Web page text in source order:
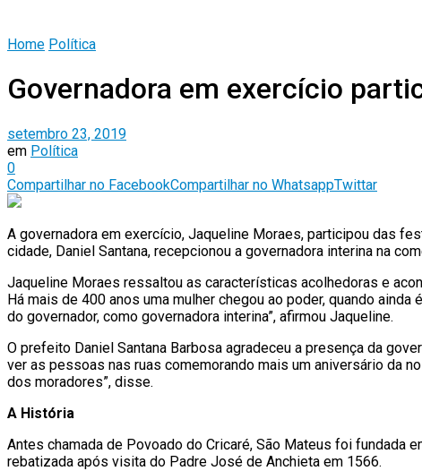
Home Política
Governadora em exercício
setembro 23, 2019
em Política
0
Compartilhar no FacebookCompartilhar no WhatsappTwittar
A governadora em exercício, Jaqueline Moraes, participou das
cidade, Daniel Santana, recepcionou a governadora interina na
Jaqueline Moraes ressaltou as características acolhedoras e
Há mais de 400 anos uma mulher chegou ao poder, quando
do governador, como governadora interina”, afirmou Jaqueline.
O prefeito Daniel Santana Barbosa agradeceu a presença da
ver as pessoas nas ruas comemorando mais um aniversário da
dos moradores”, disse.
A História
Antes chamada de Povoado do Cricaré, São Mateus foi fundada
rebatizada após visita do Padre José de Anchieta em 1566.